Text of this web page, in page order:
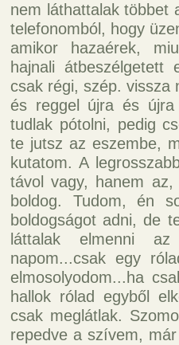
nem láthattalak többet
telefonomból, hogy
amikor hazaérek,
hajnali átbeszélgetett
csak régi, szép. vissza
és reggel újra és újra
tudlak pótolni, pedig
te jutsz az eszembe,
kutatom. A
távol vagy, hanem
boldog. Tudom, én
boldogságot adni, de
láttalak elmenni
napom...csak egy
elmosolyodom...ha
hallok rólad egyből
csak meglátlak.
repedve a szívem,